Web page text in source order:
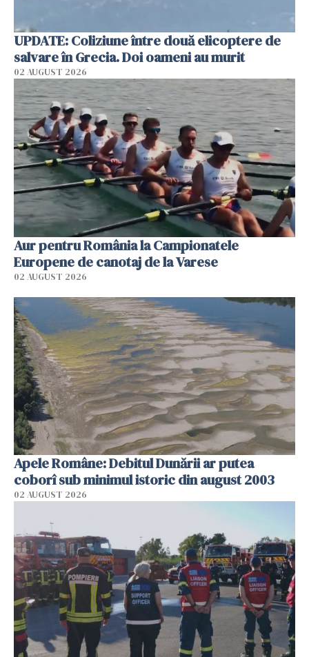
UPDATE: Coliziune între două elicoptere de
salvare în Grecia. Doi oameni au murit
02 AUGUST 2026
Aur pentru România la Campionatele
Europene de canotaj de la Varese
02 AUGUST 2026
Apele Române: Debitul Dunării ar putea
coborî sub minimul istoric din august 2003
02 AUGUST 2026